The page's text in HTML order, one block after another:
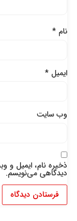
نام*
ایمیل*
وب‌ سایت
ذخیره نام، ایمیل و
دیدگاهی می‌نویسم.